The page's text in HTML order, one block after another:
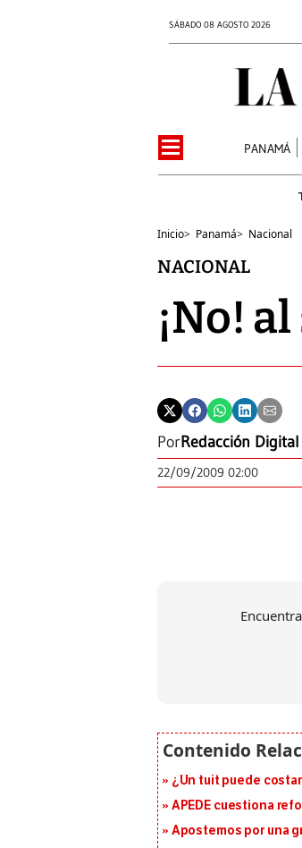
SÁBADO 08 AGOSTO 2026
PANAMÁ
Inicio> Panamá> Nacional
NACIONAL
¡No!
PorRedacción
22/09/2009 02:00
¿Un tuit puede
APEDE cuestiona
Apostemos por una